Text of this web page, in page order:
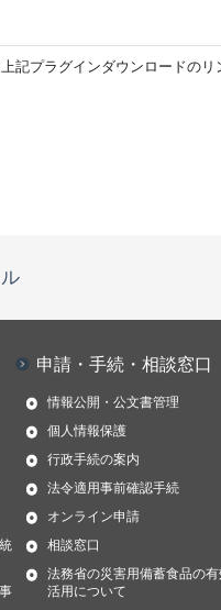
記プラグインダウンロードのリ
申請・手続・相談窓口
情報公開・公文書管理
個人情報保護
行政手続の案内
法令適用事前確認手続
オンライン申請
相談窓口
法務省の災害用備蓄食品の有
活用について